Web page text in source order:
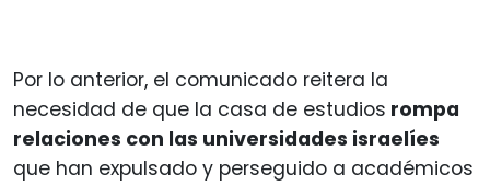
Por lo anterior, el comunicado reitera la
necesidad de que la casa de estudios rompa
relaciones con las universidades israelíes
que han expulsado y perseguido a académicos